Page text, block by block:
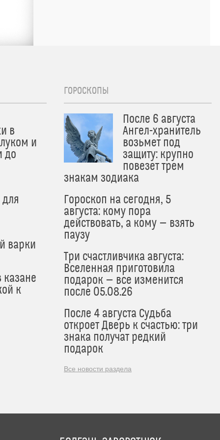
в
и
до
варки
к
ГОРОСКОПЫ
После 6 августа
Ангел-хранитель
возьмет под
защиту: крупно
повезет трем
знакам зодиака
Гороскоп на сегодня, 5
августа: кому пора
действовать, а кому — взять
паузу
Три счастливчика августа:
Вселенная приготовила
подарок — все изменится
после 05.08.26
После 4 августа Судьба
откроет Дверь к счастью: три
знака получат редкий
подарок
Все новости раздела